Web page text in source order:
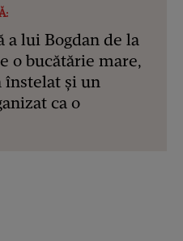
a lui Bogdan de la
o bucătărie mare,
înstelat și un
ca o